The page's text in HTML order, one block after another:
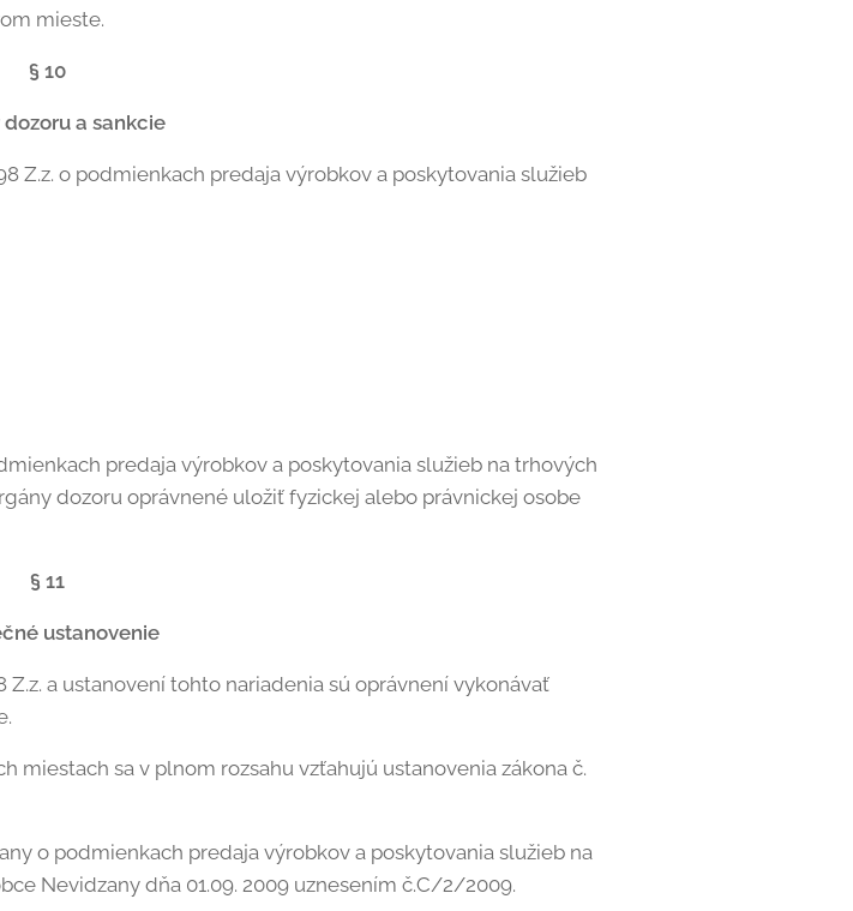
mieste.
§ 10
a sankcie
Z.z. o podmienkach predaja výrobkov a poskytovania služieb
predaja výrobkov a poskytovania služieb na trhových
dozoru oprávnené uložiť fyzickej alebo právnickej osobe
§ 11
ustanovenie
a ustanovení tohto nariadenia sú oprávnení vykonávať
miestach sa v plnom rozsahu vzťahujú ustanovenia zákona č.
o podmienkach predaja výrobkov a poskytovania služieb na
Nevidzany dňa 01.09. 2009 uznesením č.C/2/2009.